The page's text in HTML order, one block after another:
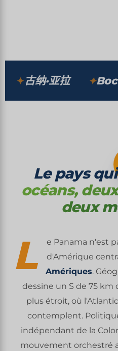
古纳·亚拉 Bocas
Le pays
océans,
deux
L
e Panama n'est
d'Amérique
Amériques.
dessine un S de 75 km
plus étroit, où
contemplent.
indépendant de la
mouvement orchestré